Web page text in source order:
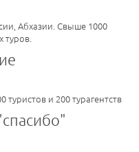
Абхазии. Свыше 1000
туров.
и 200 турагентств